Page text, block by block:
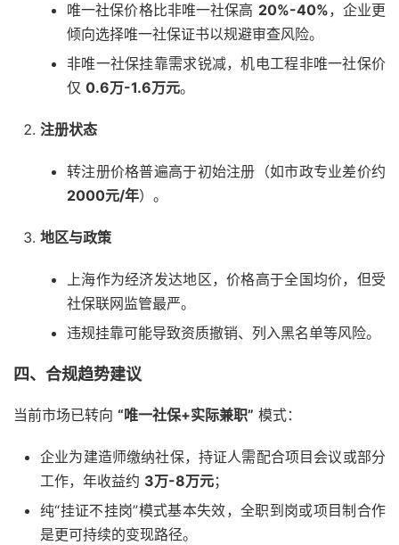
唯一社保价格比非唯一社保高 ‌ 20%-40%‌，企业更
倾向选择唯一社保证书以规避审查风险。
非唯一社保挂靠需求锐减，机电工程非唯一社保价
仅 ‌ 0.6万-1.6万元‌。
注册状态
转注册价格普遍高于初始注册（如市政专业差价约
2000元/年‌）。
地区与政策
上海作为经济发达地区，价格高于全国均价，但受
社保联网监管最严。
违规挂靠可能导致资质撤销、列入黑名单等风险。
四、合规趋势建议
当前市场已转向 ‌ “唯一社保+实际兼职” ‌ 模式：
企业为建造师缴纳社保，持证人需配合项目会议或部分
工作，年收益约 ‌ 3万-8万元‌；
纯“挂证不挂岗”模式基本失效，全职到岗或项目制合作
是更可持续的变现路径。